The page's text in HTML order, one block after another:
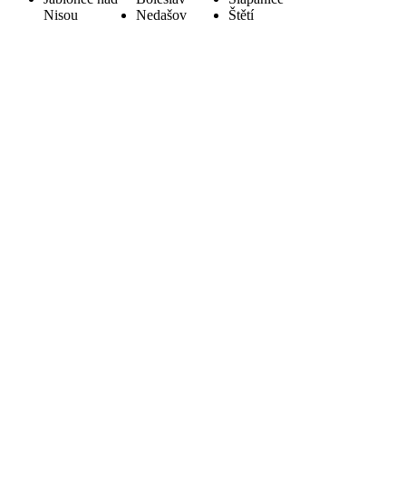
Nisou
Nedašov
Štětí